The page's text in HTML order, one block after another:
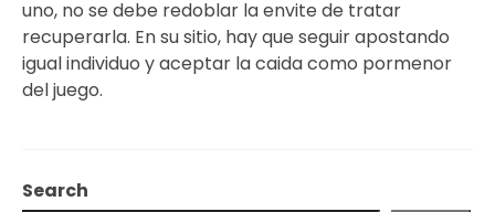
uno, no se debe redoblar la envite de tratar
recuperarla. En su sitio, hay que seguir apostando
igual individuo y aceptar la caida como pormenor
del juego.
Search